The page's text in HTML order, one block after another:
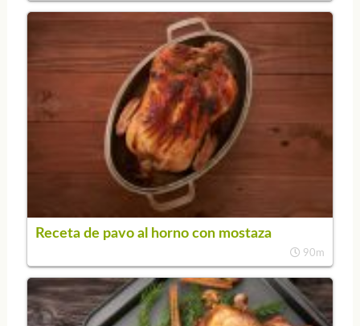
Receta de pavo al horno con mostaza
90m